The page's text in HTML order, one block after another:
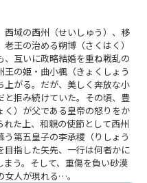
西域の西州（せいしゅう）、移
王の治める朔博（さくはく）
、互いに政略結婚を重ね戦乱の
の姫・曲小楓（きょくしょう
がる。だが、美しく奔放な小
拒み続けていた。その頃、豊
）が父である皇帝の怒りをか
た上、和親の使節として西州
第五皇子の李承稷（りしょう
目指した矢先、一行は何者かに
う。そして、重傷を負い砂漠
女人が現れる…。